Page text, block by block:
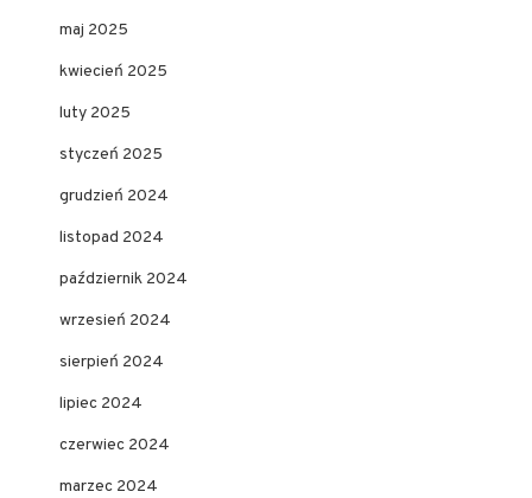
maj 2025
kwiecień 2025
luty 2025
styczeń 2025
grudzień 2024
listopad 2024
październik 2024
wrzesień 2024
sierpień 2024
lipiec 2024
czerwiec 2024
marzec 2024